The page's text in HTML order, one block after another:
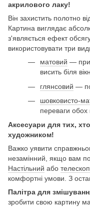
акрилового лаку!
Він захистить полотно
Картина виглядає
з'являється ефект
використовувати три
матовий —
висить біля
глянсовий —
шовковисто-
переваги обох
Аксесуари для тих,
художником!
Важко уявити
незамінний, якщо вам
Настільний або
комфортні умови. З
Палітра для
зробити свою картину